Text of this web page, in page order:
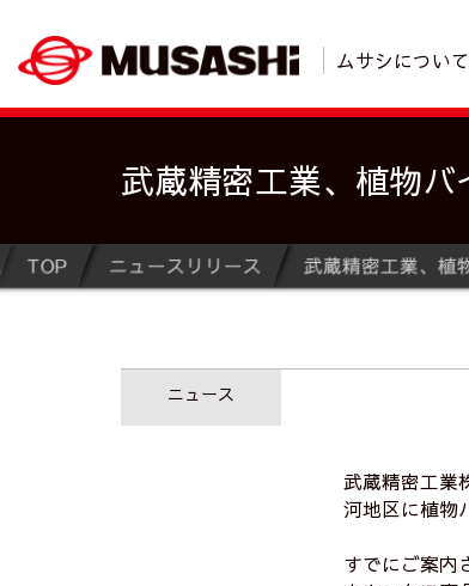
ムサシについて
武蔵精密工業、植物
TOP ニュースリリース 武蔵精密工業、植
ニュース
武蔵精密工業
河地区に植物
すでにご案内